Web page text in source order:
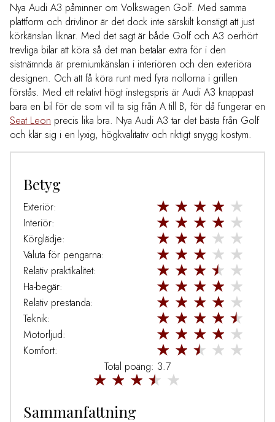
Nya Audi A3 påminner om Volkswagen Golf. Med samma
plattform och drivlinor är det dock inte särskilt konstigt att just
körkänslan liknar. Med det sagt är både Golf och A3 oerhört
trevliga bilar att köra så det man betalar extra för i den
sistnämnda är premiumkänslan i interiören och den exteriöra
designen. Och att få köra runt med fyra nollorna i grillen
förstås. Med ett relativt högt instegspris är Audi A3 knappast
bara en bil för de som vill ta sig från A till B, för då fungerar en
Seat Leon precis lika bra. Nya Audi A3 tar det bästa från Golf
och klär sig i en lyxig, högkvalitativ och riktigt snygg kostym.
Betyg
Exteriör:
Interiör:
Körglädje:
Valuta för pengarna:
Relativ praktikalitet:
Ha-begär:
Relativ prestanda:
Teknik:
Motorljud:
Komfort:
Total poäng: 3.7
Sammanfattning